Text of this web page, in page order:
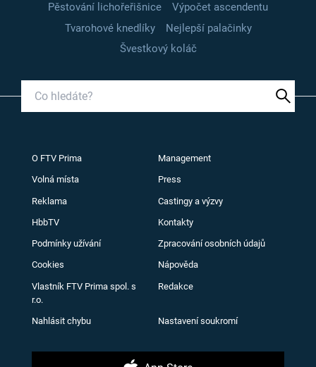
Pěstování lichořeřišnice
Výpočet ascendentu
Tvarohové knedlíky
Nejlepší palačinky
Švestkový koláč
O FTV Prima Management
Volná místa Press
Reklama Castingy a výzvy
HbbTV Kontakty
Podmínky užívání Zpracování osobních údajů
Cookies Nápověda
Vlastník FTV Prima spol. s
r.o.
Redakce
Nahlásit chybu Nastavení soukromí